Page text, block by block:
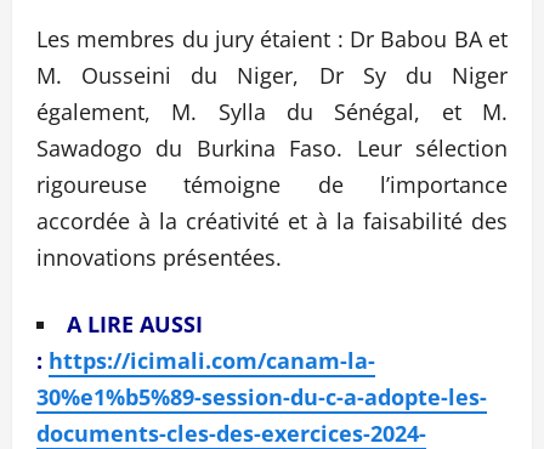
Les membres du jury étaient : Dr Babou BA et
M. Ousseini du Niger, Dr Sy du Niger
également, M. Sylla du Sénégal, et M.
Sawadogo du Burkina Faso. Leur sélection
rigoureuse témoigne de l’importance
accordée à la créativité et à la faisabilité des
innovations présentées.
A LIRE AUSSI
: https://icimali.com/canam-la-
30%e1%b5%89-session-du-c-a-adopte-les-
documents-cles-des-exercices-2024-